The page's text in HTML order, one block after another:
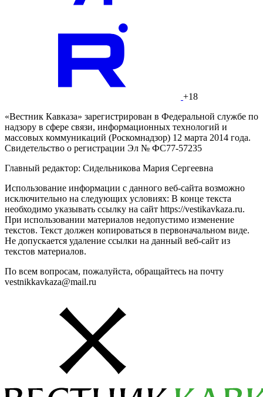
+18
«Вестник Кавказа» зарегистрирован в Федеральной службе по
надзору в сфере связи, информационных технологий и
массовых коммуникаций (Роскомнадзор) 12 марта 2014 года.
Свидетельство о регистрации Эл № ФС77-57235
Главный редактор: Сидельникова Мария Сергеевна
Использование информации с данного веб-сайта возможно
исключительно на следующих условиях: В конце текста
необходимо указывать ссылку на сайт https://vestikavkaza.ru.
При использовании материалов недопустимо изменение
текстов. Текст должен копироваться в первоначальном виде.
Не допускается удаление ссылки на данный веб-сайт из
текстов материалов.
По всем вопросам, пожалуйста, обращайтесь на почту
vestnikkavkaza@mail.ru